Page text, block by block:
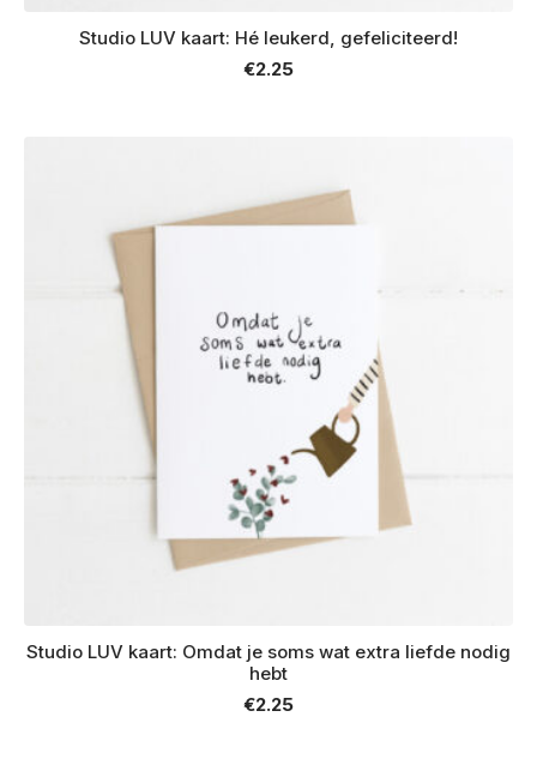
Studio LUV kaart: Hé leukerd, gefeliciteerd!
€2.25
Studio LUV kaart: Omdat je soms wat extra liefde nodig
hebt
€2.25